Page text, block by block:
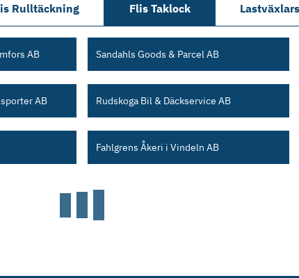
Rulltäckning Flis Taklock
AB Sandahls Goods & Parcel AB
AB Rudskoga Bil & Däckservice AB
Fahlgrens Åkeri i Vindeln AB